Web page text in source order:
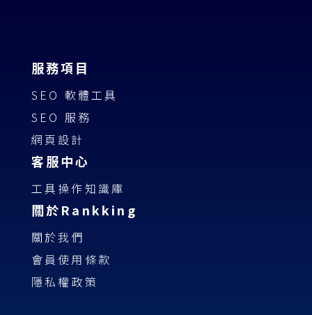
服務項目
SEO 軟體工具
SEO 服務
網頁設計
客服中心
工具操作知識庫
關於Rankking
關於我們
會員使用條款
隱私權政策